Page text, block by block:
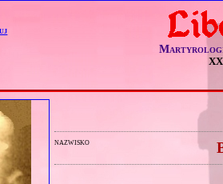
nazwisko